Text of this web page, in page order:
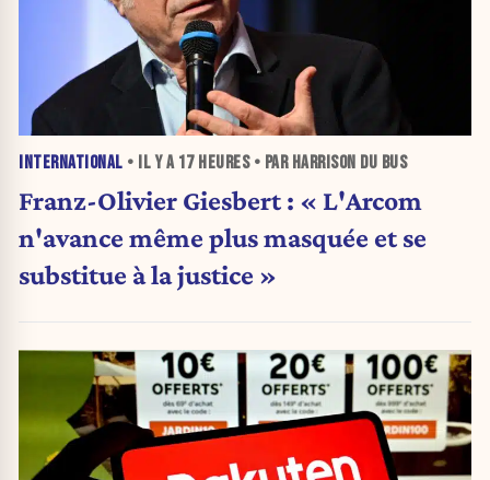
INTERNATIONAL • IL Y A 17 HEURES• PAR HARRISON DU BUS
Franz-Olivier Giesbert : « L'Arcom
n'avance même plus masquée et se
substitue à la justice »